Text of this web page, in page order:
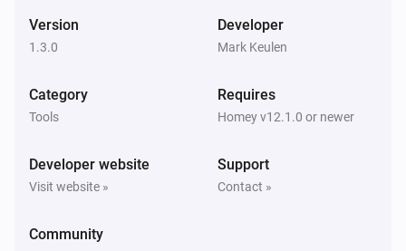
There is a session within X Unit
F1 Tracker Pro
Then...
Force refresh F1 schedule
Version
1.3.0
Developer
Mark Keulen
Category
Tools
Requires
Homey v12.1.0 or newer
Developer website
Visit website »
Support
Contact »
Community